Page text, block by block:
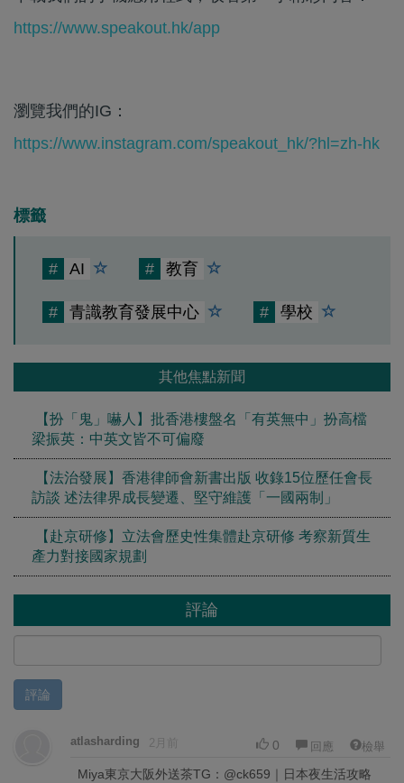
https://www.speakout.hk/app
瀏覽我們的IG：
https://www.instagram.com/speakout_hk/?hl=zh-hk
標籤
# AI # 教育
# 青識教育發展中心 # 學校
其他焦點新聞
【扮「鬼」嚇人】批香港樓盤名「有英無中」扮高檔
梁振英：中英文皆不可偏廢
【法治發展】香港律師會新書出版 收錄15位歷任會長
訪談 述法律界成長變遷、堅守維護「一國兩制」
【赴京研修】立法會歷史性集體赴京研修 考察新質生
產力對接國家規劃
評論
評論
atlasharding 2月前 0 回應 檢舉
Miya東京大阪外送茶TG：@ck659｜日本夜生活攻略